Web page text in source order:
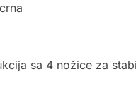
sa 4 nožice za